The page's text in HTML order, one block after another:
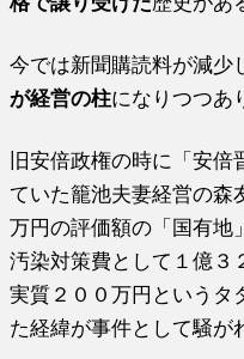
今では新聞購読料が減少
が経営の柱になりつつあ
旧安倍政権の時に「安
ていた籠池夫妻経営の森
万円の評価額の「国有地
汚染対策費として１億３
実質２００万円というタ
た経緯が事件として騒が